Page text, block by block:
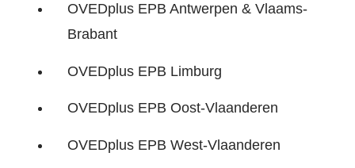
OVEDplus EPB Antwerpen & Vlaams-
Brabant
OVEDplus EPB Limburg
OVEDplus EPB Oost-Vlaanderen
OVEDplus EPB West-Vlaanderen